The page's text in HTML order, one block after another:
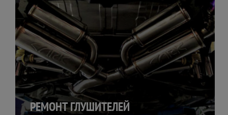
РЕМОНТ ГЛУШИТЕЛЕЙ